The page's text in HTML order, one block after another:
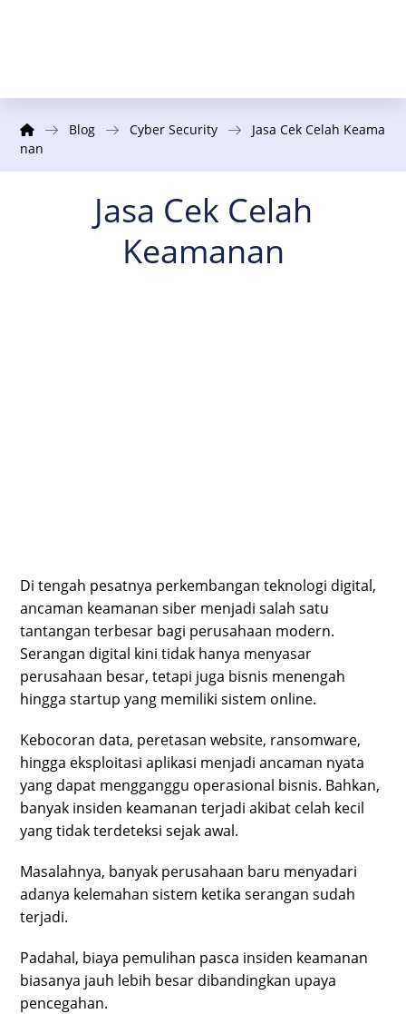
Blog Cyber Security
Jasa Cek Celah Keama
nan
Jasa Cek Celah
Keamanan
Di tengah pesatnya perkembangan teknologi digital,
ancaman keamanan siber menjadi salah satu
tantangan terbesar bagi perusahaan modern.
Serangan digital kini tidak hanya menyasar
perusahaan besar, tetapi juga bisnis menengah
hingga startup yang memiliki sistem online.
Kebocoran data, peretasan website, ransomware,
hingga eksploitasi aplikasi menjadi ancaman nyata
yang dapat mengganggu operasional bisnis. Bahkan,
banyak insiden keamanan terjadi akibat celah kecil
yang tidak terdeteksi sejak awal.
Masalahnya, banyak perusahaan baru menyadari
adanya kelemahan sistem ketika serangan sudah
terjadi.
Padahal, biaya pemulihan pasca insiden keamanan
biasanya jauh lebih besar dibandingkan upaya
pencegahan.